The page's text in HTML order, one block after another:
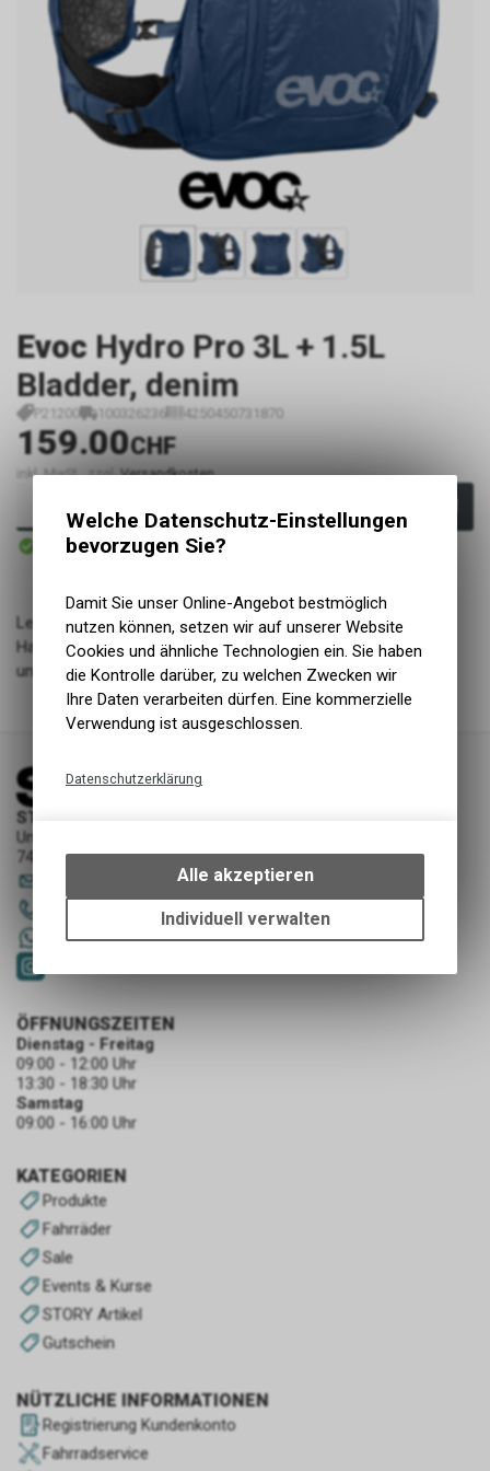
Evoc Hydro Pro 3L + 1.5L
Bladder, denim
P21200 100326236 4250450731870
159.00CHF
inkl. MwSt., zzgl.Versandkosten
Sofort verfügbar
Versand
Leichter Trink-Rucksack mit hohem Sitz am Rücken. Im
Hauptfach und der Brusttasche genug Platz für Verpflegung
und Ausrüstung. HYDRATION BLADDER 1,5 l inklusive.
STORY Sportwerkstatt - Thusis
Unterer Rosenbühl 7
7430 Thusis
story-thusis.ch
+41 79 4679536
KATEGORIEN
Produkte
Fahrräder
Sale
Events & Kurse
STORY Artikel
Gutschein
NÜTZLICHE INFORMATIONEN
Registrierung Kundenkonto
Fahrradservice
ÖFFNUNGSZEITEN
Dienstag - Freitag
09:00 - 12:00 Uhr
13:30 - 18:30 Uhr
Samstag
09:00 - 16:00 Uhr
Welche Datenschutz-Einstellungen
bevorzugen Sie?
Damit Sie unser Online-Angebot bestmöglich
nutzen können, setzen wir auf unserer Website
Cookies und ähnliche Technologien ein. Sie haben
die Kontrolle darüber, zu welchen Zwecken wir
Ihre Daten verarbeiten dürfen. Eine kommerzielle
Verwendung ist ausgeschlossen.
Datenschutzerklärung
bestimmte Interaktionen und
Einstellungen auf Ihrem Gerät,
um die grundlegenden
Funktionen unseres Online-
Alle akzeptieren
Individuell verwalten